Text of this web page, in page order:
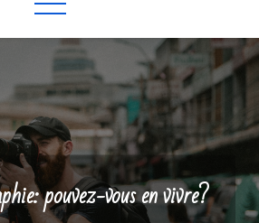
pouvez-vous en vivre?